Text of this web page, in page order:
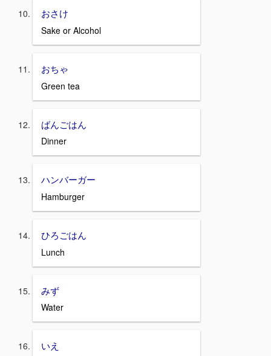
おさけ
Sake or Alcohol
おちゃ
Green tea
ばんごはん
Dinner
ハンバーガー
Hamburger
ひろごはん
Lunch
みず
Water
いえ